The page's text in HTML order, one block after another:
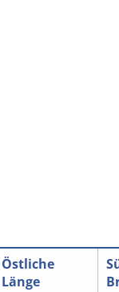
Östliche
Länge